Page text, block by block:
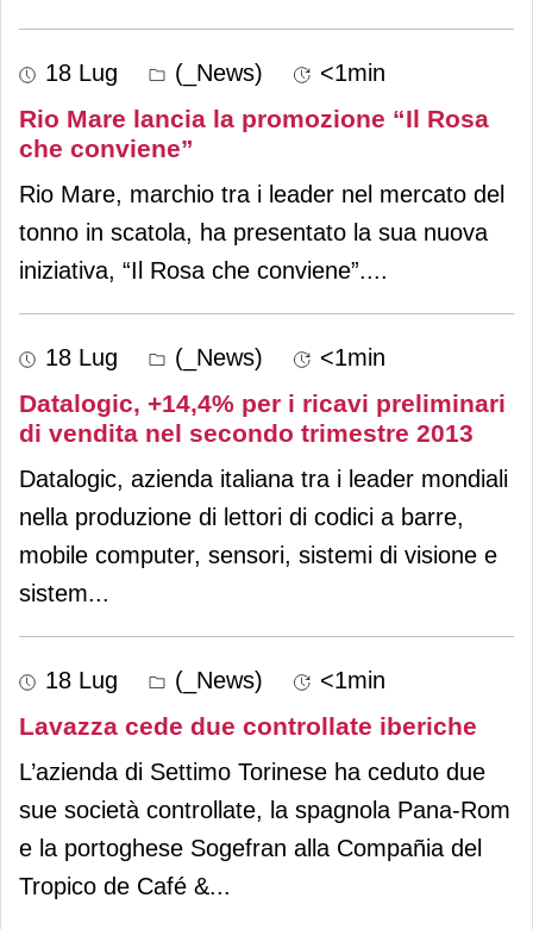
18 Lug (_News) <1min
Rio Mare lancia la promozione “Il Rosa
che conviene”
Rio Mare, marchio tra i leader nel mercato del
tonno in scatola, ha presentato la sua nuova
iniziativa, “Il Rosa che conviene”....
18 Lug (_News) <1min
Datalogic, +14,4% per i ricavi preliminari
di vendita nel secondo trimestre 2013
Datalogic, azienda italiana tra i leader mondiali
nella produzione di lettori di codici a barre,
mobile computer, sensori, sistemi di visione e
sistem...
18 Lug (_News) <1min
Lavazza cede due controllate iberiche
L’azienda di Settimo Torinese ha ceduto due
sue società controllate, la spagnola Pana-Rom
e la portoghese Sogefran alla Compañia del
Tropico de Café &...